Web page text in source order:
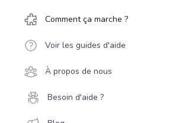
Comment ça marche ?
Voir les guides d'aide
À propos de nous
Besoin d'aide ?